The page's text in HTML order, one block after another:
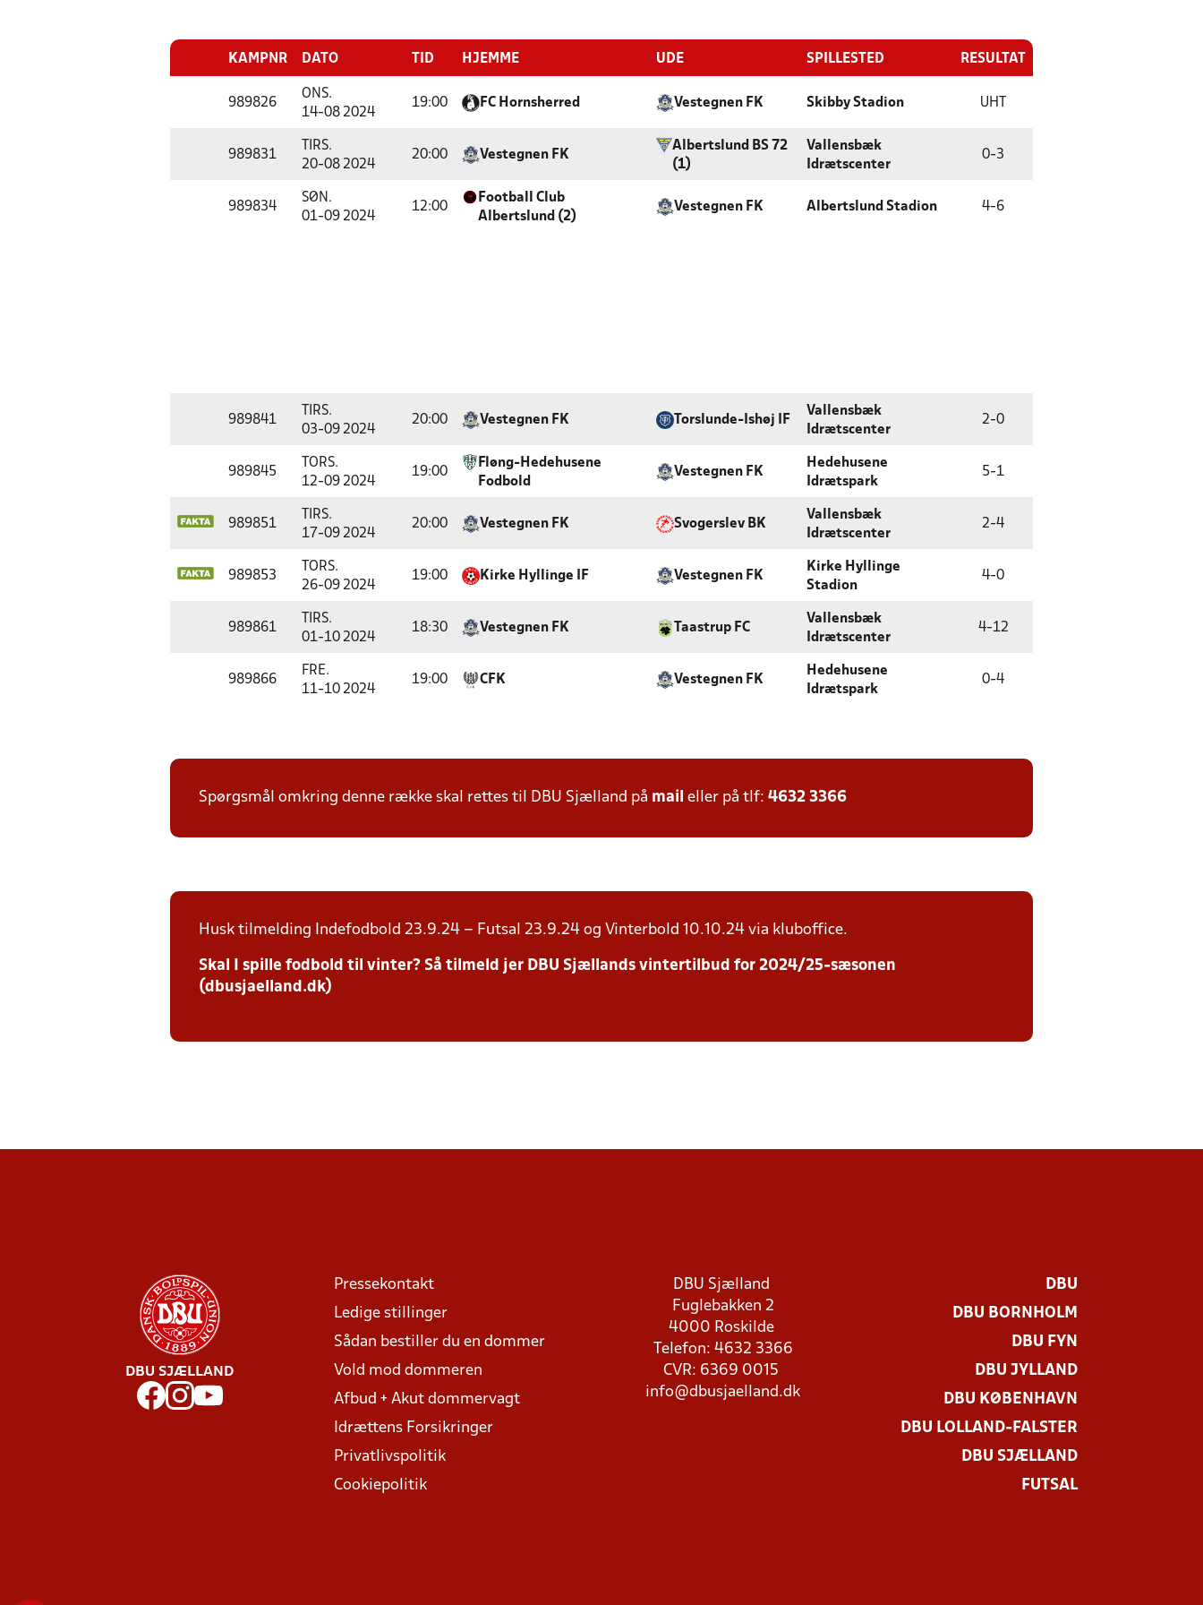
KAMPNR DATO TID HJEMME UDE SPILLESTED RESULTAT
989826
ONS.
14-08 2024
19:00 FC Hornsherred Vestegnen FK Skibby Stadion UHT
989831
TIRS.
20-08 2024
20:00 Vestegnen FK
Albertslund BS 72
(1)
Vallensbæk
Idrætscenter
0-3
989834
SØN.
01-09 2024
12:00
Football Club
Albertslund (2)
Vestegnen FK Albertslund Stadion 4-6
989841
TIRS.
03-09 2024
20:00 Vestegnen FK Torslunde-Ishøj IF
Vallensbæk
Idrætscenter
2-0
989845
TORS.
12-09 2024
19:00
Fløng-Hedehusene
Fodbold
Vestegnen FK
Hedehusene
Idrætspark
5-1
989851
TIRS.
17-09 2024
20:00 Vestegnen FK Svogerslev BK
Vallensbæk
Idrætscenter
2-4
989853
TORS.
26-09 2024
19:00 Kirke Hyllinge IF Vestegnen FK
Kirke Hyllinge
Stadion
4-0
989861
TIRS.
01-10 2024
18:30 Vestegnen FK Taastrup FC
Vallensbæk
Idrætscenter
4-12
989866
FRE.
11-10 2024
19:00 CFK Vestegnen FK
Hedehusene
Idrætspark
0-4
Spørgsmål omkring denne række skal rettes til DBU Sjælland på mail eller på tlf: 4632 3366
Husk tilmelding Indefodbold 23.9.24 – Futsal 23.9.24 og Vinterbold 10.10.24 via kluboffice.
Skal I spille fodbold til vinter? Så tilmeld jer DBU Sjællands vintertilbud for 2024/25-sæsonen
(dbusjaelland.dk)
DBU SJÆLLAND
Pressekontakt
Ledige stillinger
Sådan bestiller du en dommer
Vold mod dommeren
Afbud + Akut dommervagt
Idrættens Forsikringer
Privatlivspolitik
Cookiepolitik
DBU Sjælland
Fuglebakken 2
4000 Roskilde
Telefon: 4632 3366
CVR: 6369 0015
info@dbusjaelland.dk
DBU
DBU BORNHOLM
DBU FYN
DBU JYLLAND
DBU KØBENHAVN
DBU LOLLAND-FALSTER
DBU SJÆLLAND
FUTSAL